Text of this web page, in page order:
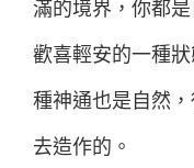
滿的境界，你都
歡喜輕安的一種
種神通也是自然
去造作的。